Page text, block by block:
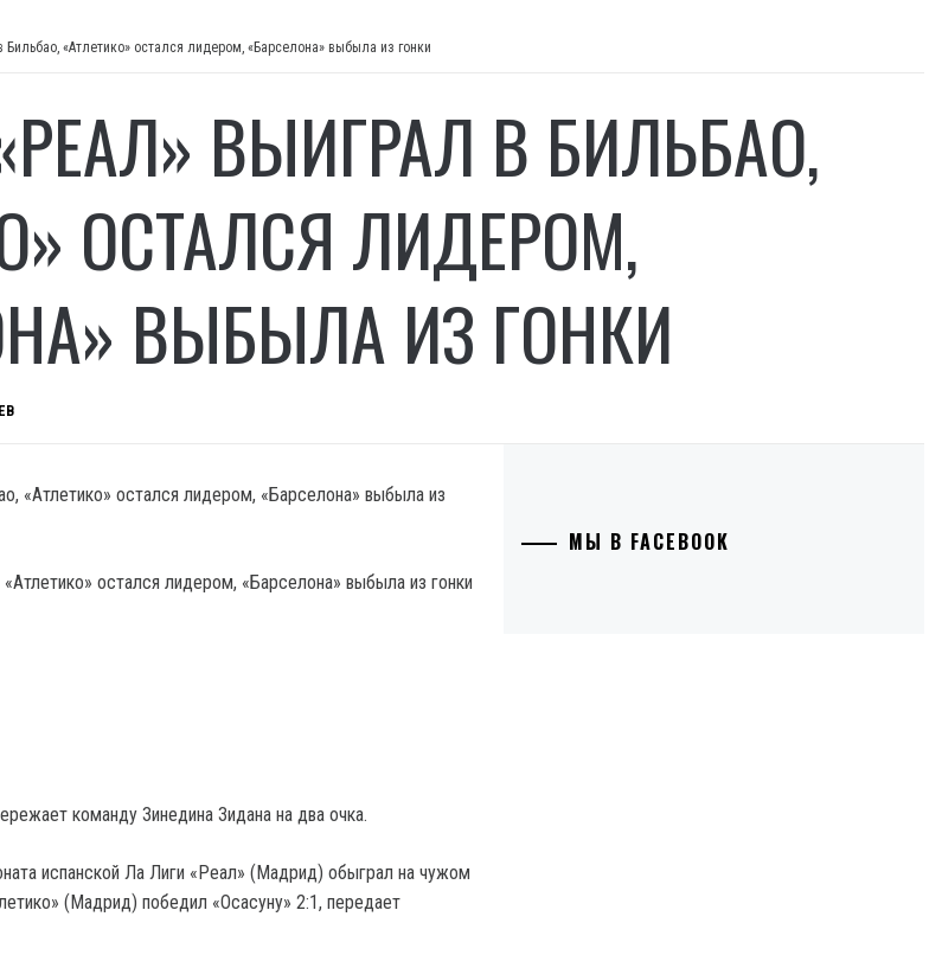
«Атлетико» остался лидером, «Барселона» выбыла из гонки
ВЫИГРАЛ В БИЛЬБАО,
ОСТАЛСЯ ЛИДЕРОМ,
ВЫБЫЛА ИЗ ГОНКИ
остался лидером, «Барселона» выбыла из гонки
команду Зинедина Зидана на два очка.
испанской Ла Лиги «Реал» (Мадрид) обыграл на чужом
(Мадрид) победил «Осасуну» 2:1, передает
МЫ В FACEBOOK